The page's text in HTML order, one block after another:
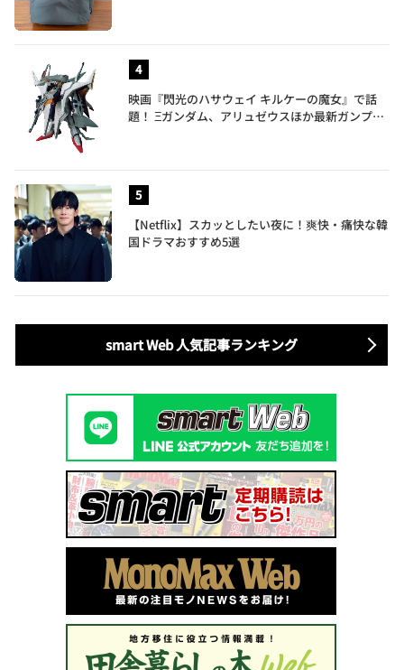
映画『閃光のハサウェイ キルケーの魔女』で話
題！ Ξガンダム、アリュゼウスほか最新ガンプラ
【Netflix】スカッとしたい夜に！爽快・痛快な韓
国ドラマおすすめ5選
smart Web 人気記事ランキング